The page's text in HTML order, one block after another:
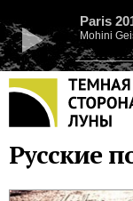
Paris
Mohini
Русские